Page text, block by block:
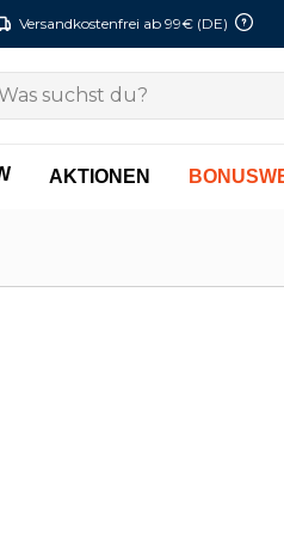
Versandkostenfrei ab 99€ (DE)
AKTIONEN